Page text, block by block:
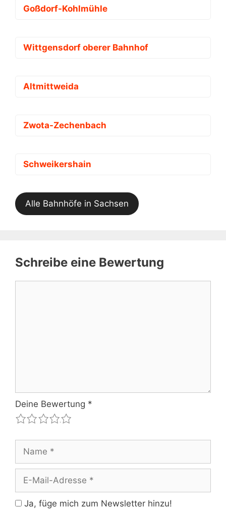
Goßdorf-Kohlmühle
Wittgensdorf oberer Bahnhof
Altmittweida
Zwota-Zechenbach
Schweikershain
Alle Bahnhöfe in Sachsen
Schreibe eine Bewertung
Deine Bewertung *
4
3
2
1
Name
Adresse
Ja, füge mich zum Newsletter hinzu!